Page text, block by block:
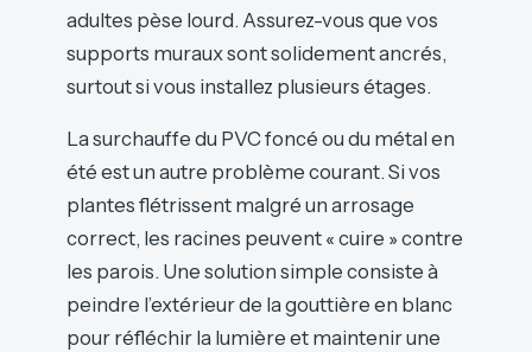
adultes pèse lourd. Assurez-vous que vos
supports muraux sont solidement ancrés,
surtout si vous installez plusieurs étages.
La surchauffe du PVC foncé ou du métal en
été est un autre problème courant. Si vos
plantes flétrissent malgré un arrosage
correct, les racines peuvent « cuire » contre
les parois. Une solution simple consiste à
peindre l’extérieur de la gouttière en blanc
pour réfléchir la lumière et maintenir une